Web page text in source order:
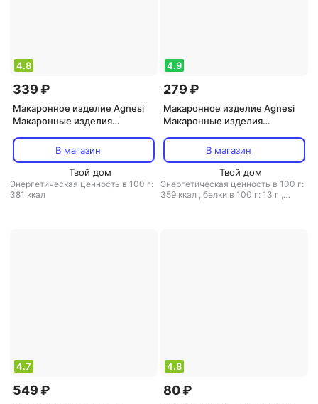
4.8
339 ₽
Макаронное изделие Agnesi
Макаронные изделия
и шпинатом 250 г
В магазин
Твой дом
Энергетическая ценность в 100 г:
381 ккал
4.9
279 ₽
Макаронное изделие Agnesi
Макаронные изделия
В магазин
Твой дом
Энергетическая ценность в 100 г:
359 ккал , белки в 100 г: 13 г ,
4.7
549 ₽
4.8
80 ₽